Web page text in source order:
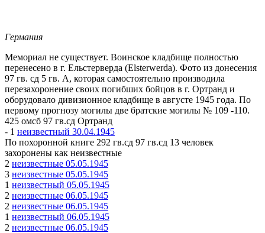
Германия
Мемориал не существует. Воинское кладбище полностью
перенесено в г. Ельстерверда (Elsterwerda). Фото из донесения
97 гв. сд 5 гв. А, которая самостоятельно производила
перезахоронение своих погибших бойцов в г. Ортранд и
оборудовало дивизионное кладбище в августе 1945 года. По
первому прогнозу могилы две братские могилы № 109 -110.
425 омсб 97 гв.сд Ортранд
- 1 неизвестный 30.04.1945
По похоронной книге 292 гв.сд 97 гв.сд 13 человек
захоронены как неизвестные
2 неизвестные 05.05.1945
3 неизвестные 05.05.1945
1 неизвестный 05.05.1945
2 неизвестные 06.05.1945
2 неизвестные 06.05.1945
1 неизвестный 06.05.1945
2 неизвестные 06.05.1945